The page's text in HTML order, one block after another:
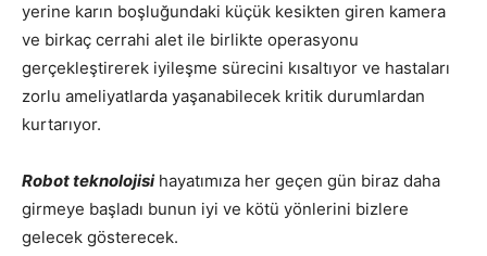
yerine karın boşluğundaki küçük kesikten giren kamera
ve birkaç cerrahi alet ile birlikte operasyonu
gerçekleştirerek iyileşme sürecini kısaltıyor ve hastaları
zorlu ameliyatlarda yaşanabilecek kritik durumlardan
kurtarıyor.
Robot teknolojisihayatımıza her geçen gün biraz daha
girmeye başladı bunun iyi ve kötü yönlerini bizlere
gelecek gösterecek.